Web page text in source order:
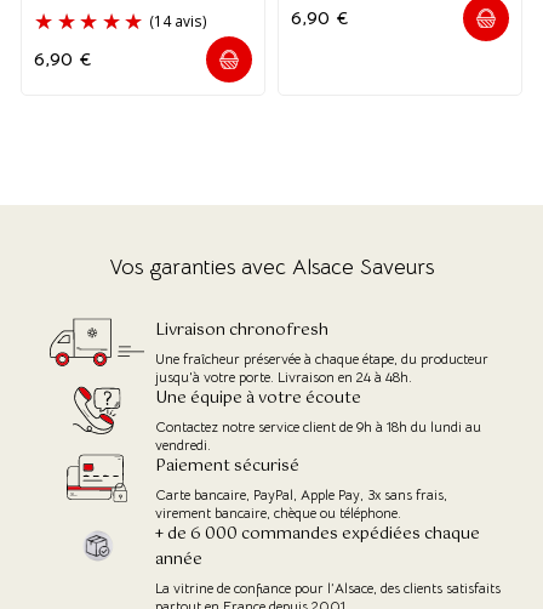
(14 avis)
6,90 €
6,90 €
Vos garanties avec Alsace Saveurs
Livraison chronofresh
Une fraîcheur préservée à chaque étape, du producteur
jusqu'à votre porte. Livraison en 24 à 48h.
Une équipe à votre écoute
Contactez notre service client de 9h à 18h du lundi au
vendredi.
Paiement sécurisé
Carte bancaire, PayPal, Apple Pay, 3x sans frais,
virement bancaire, chèque ou téléphone.
+ de 6 000 commandes expédiées chaque
année
La vitrine de confiance pour l’Alsace, des clients satisfaits